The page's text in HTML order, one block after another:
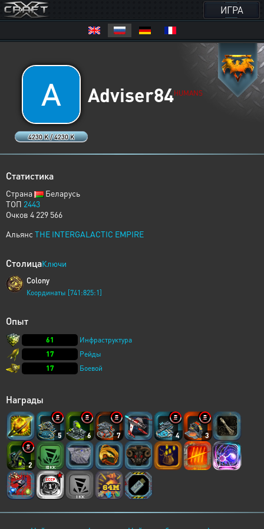
ИГРА
4230 K / 4230 K
Adviser84HUMANS
Статистика
Страна
Беларусь
ТОП 2443
Очков 4 229 566
Альянс THE INTERGALACTIC EMPIRE
СтолицаКлючи
Colony
Координаты [741:825:1]
Опыт
61
Инфраструктура
17
Рейды
17
Боевой
Награды
5 6 7 4 3
2